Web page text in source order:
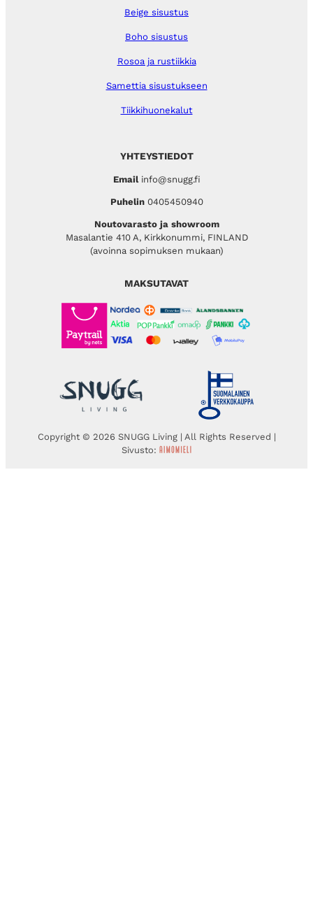
YHTEYSTIEDOT
Emailinfo@snugg.fi
Puhelin 0405450940
Noutovarasto ja showroom
Masalantie 410 A, Kirkkonummi, FINLAND
(avoinna sopimuksen mukaan)
Beige sisustus
Boho sisustus
Rosoa ja rustiikkia
Samettia sisustukseen
Tiikkihuonekalut
MAKSUTAVAT
Copyright © 2026 SNUGG Living | All Rights Reserved |
Sivusto: